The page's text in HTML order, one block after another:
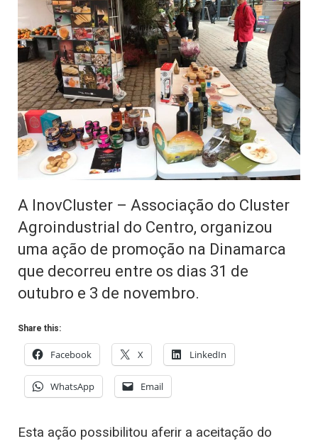
A InovCluster – Associação do Cluster
Agroindustrial do Centro, organizou
uma ação de promoção na Dinamarca
que decorreu entre os dias 31 de
outubro e 3 de novembro.
Share this:
Facebook X LinkedIn
WhatsApp Email
Esta ação possibilitou aferir a aceitação do